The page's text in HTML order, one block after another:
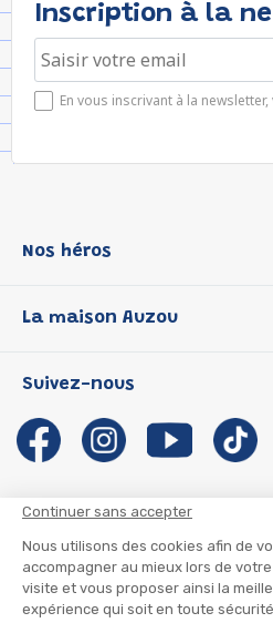
Continuer sans accepter
Nous utilisons des cookies afin de
accompagner au mieux lors de votre
visite et vous proposer ainsi la
expérience qui soit en toute
Inscription à la
En vous inscrivant à la
Nos héros
P'tit Loup
Les Influenceuses
Migali
Petite Taupe
La maison Auzou
Notre histoire
Auzou s'engage
Auteurs et illustrateurs Auzou
Suivre mon colis
Infos consommateur
Suivez-nous
CGU
CGV